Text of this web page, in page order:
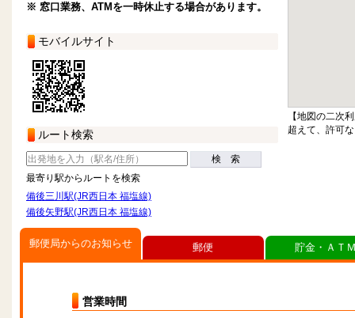
※ 窓口業務、ATMを一時休止する場合があります。
モバイルサイト
ルート検索
検 索
最寄り駅からルートを検索
備後三川駅(JR西日本 福塩線)
備後矢野駅(JR西日本 福塩線)
【地図の二次
超えて、許可
郵便局からのお知らせ
営業時間
郵便 貯金・ＡＴ